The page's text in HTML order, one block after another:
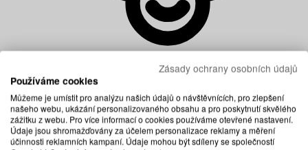
Zásady ochrany osobních údajů
Používáme cookies
Můžeme je umístit pro analýzu našich údajů o návštěvnících, pro zlepšení
našeho webu, ukázání personalizovaného obsahu a pro poskytnutí skvělého
zážitku z webu. Pro více informací o cookies používáme otevřené nastavení.
Údaje jsou shromažďovány za účelem personalizace reklamy a měření
účinnosti reklamních kampaní. Údaje mohou být sdíleny se společností